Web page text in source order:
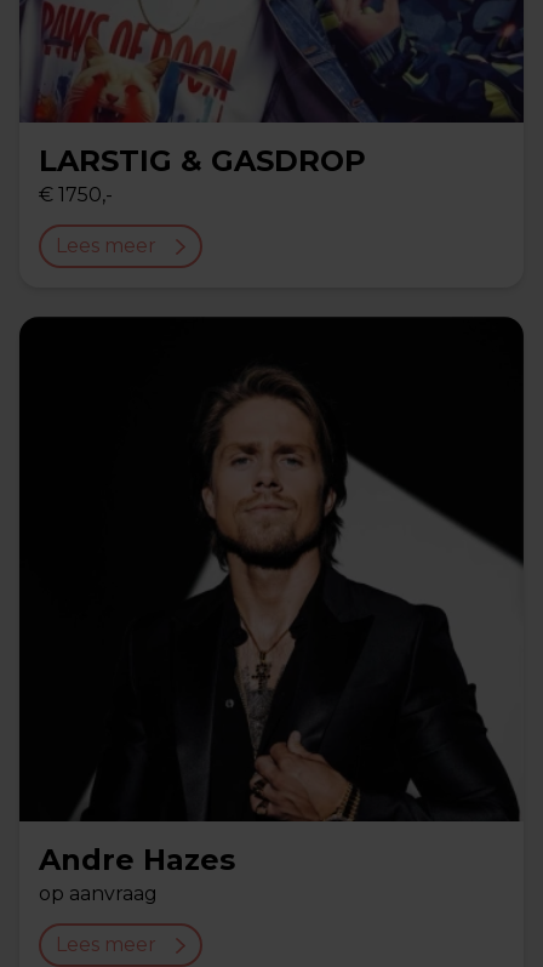
LARSTIG & GASDROP
€ 1750,-
Lees meer
Andre Hazes
op aanvraag
Lees meer